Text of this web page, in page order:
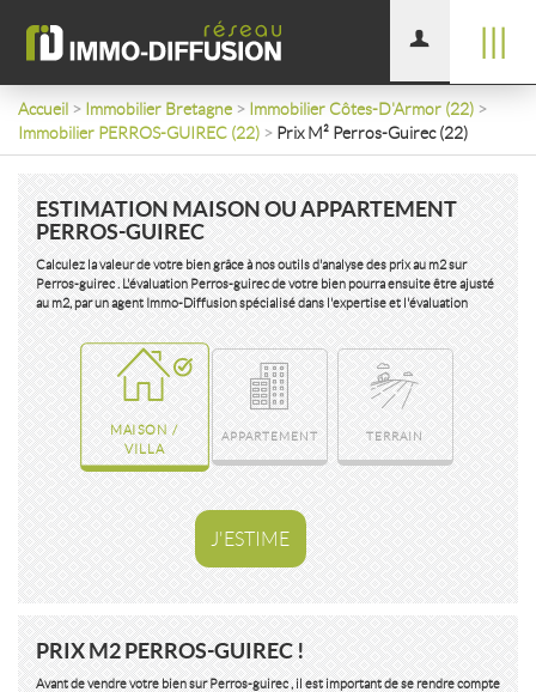
Accueil > Immobilier Bretagne > Immobilier Côtes-D'Armor (22) >
Immobilier PERROS-GUIREC (22) > Prix M² Perros-Guirec (22)
ESTIMATION MAISON OU APPARTEMENT
PERROS-GUIREC
Calculez la valeur de votre bien grâce à nos outils d'analyse des prix au m2 sur
Perros-guirec . L'évaluation Perros-guirec de votre bien pourra ensuite être ajusté
au m2, par un agent Immo-Diffusion spécialisé dans l'expertise et l'évaluation
MAISON /
VILLA
APPARTEMENT TERRAIN
J'ESTIME
PRIX M2 PERROS-GUIREC !
Avant de vendre votre bien sur Perros-guirec , il est important de se rendre compte